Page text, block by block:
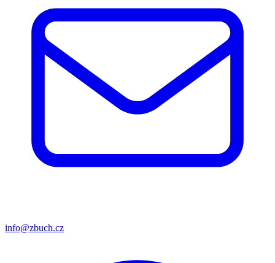
info@zbuch.cz